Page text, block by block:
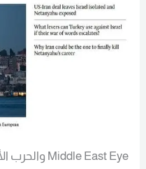
Middle East Eye والحرب الأمريكية الإيرانية